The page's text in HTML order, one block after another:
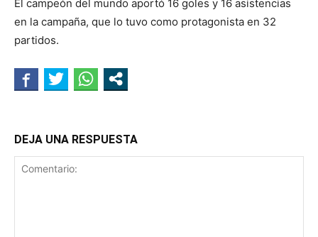
El campeón del mundo aportó 16 goles y 16 asistencias
en la campaña, que lo tuvo como protagonista en 32
partidos.
DEJA UNA RESPUESTA